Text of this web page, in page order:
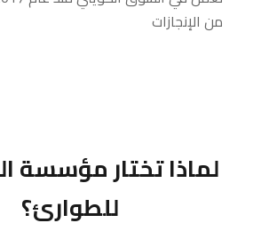
من الإنجازات
لماذا تختار مؤسسة
للطوارئ؟